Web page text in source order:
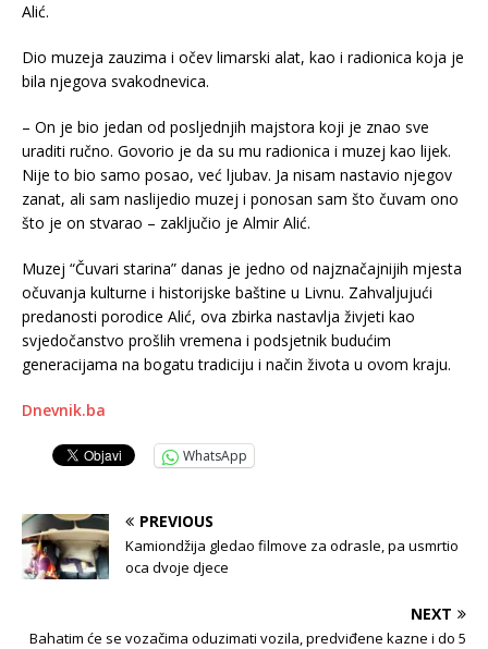
Alić.
Dio muzeja zauzima i očev limarski alat, kao i radionica koja je
bila njegova svakodnevica.
– On je bio jedan od posljednjih majstora koji je znao sve
uraditi ručno. Govorio je da su mu radionica i muzej kao lijek.
Nije to bio samo posao, već ljubav. Ja nisam nastavio njegov
zanat, ali sam naslijedio muzej i ponosan sam što čuvam ono
što je on stvarao – zaključio je Almir Alić.
Muzej “Čuvari starina” danas je jedno od najznačajnijih mjesta
očuvanja kulturne i historijske baštine u Livnu. Zahvaljujući
predanosti porodice Alić, ova zbirka nastavlja živjeti kao
svjedočanstvo prošlih vremena i podsjetnik budućim
generacijama na bogatu tradiciju i način života u ovom kraju.
Dnevnik.ba
WhatsApp
PREVIOUS
Kamiondžija gledao filmove za odrasle, pa usmrtio
oca dvoje djece
NEXT
Bahatim će se vozačima oduzimati vozila, predviđene kazne i do 5